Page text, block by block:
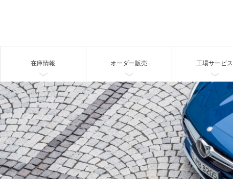
在庫情報 オーダー販売 工場サービス